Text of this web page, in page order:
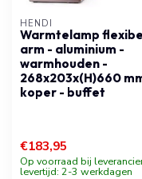
HENDI
Warmtelamp
arm - aluminium -
warmhouden -
268x203x(H)660
koper - buffet
€183,95
Op voorraad bij
levertijd: 2-3 werkdagen